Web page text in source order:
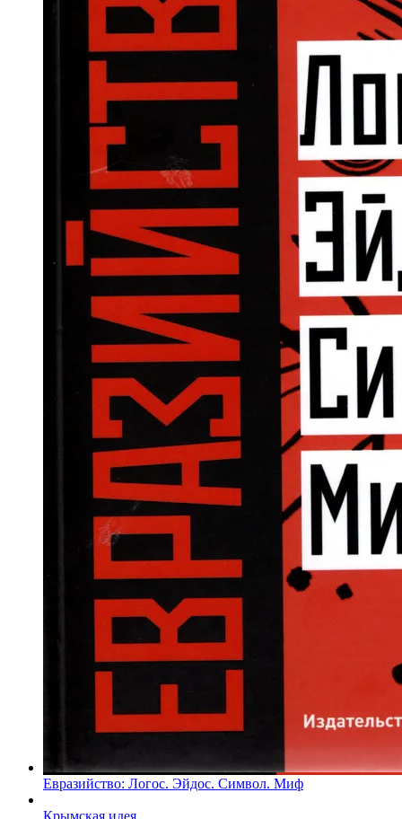
Евразийство: Логос. Эйдос. Символ. Миф